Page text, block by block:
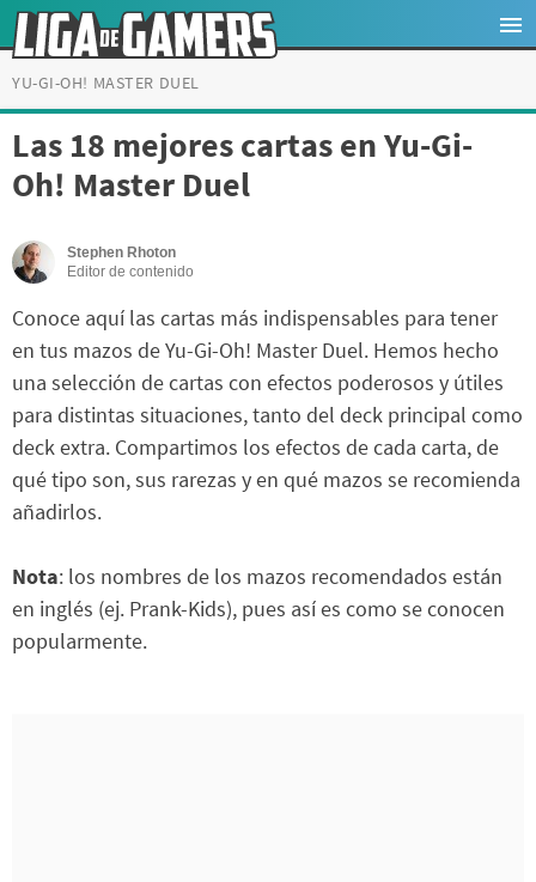
YU-GI-OH! MASTER DUEL
Las 18 mejores cartas en Yu-Gi-
Oh! Master Duel
Stephen Rhoton
Editor de contenido
Conoce aquí las cartas más indispensables para tener
en tus mazos de Yu-Gi-Oh! Master Duel. Hemos hecho
una selección de cartas con efectos poderosos y útiles
para distintas situaciones, tanto del deck principal como
deck extra. Compartimos los efectos de cada carta, de
qué tipo son, sus rarezas y en qué mazos se recomienda
añadirlos.
Nota: los nombres de los mazos recomendados están
en inglés (ej. Prank-Kids), pues así es como se conocen
popularmente.